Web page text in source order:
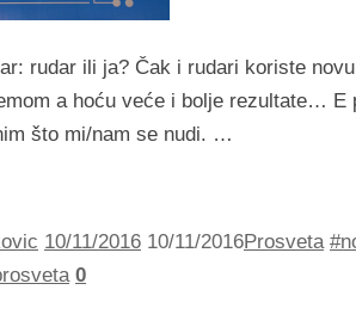
rudar ili ja? Čak i rudari koriste
a hoću veće i bolje rezultate… E
što mi/nam se nudi. …
10/11/2016 10/11/2016Prosveta
0